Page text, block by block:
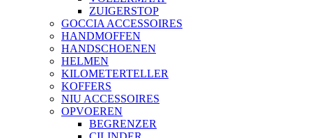
ZUIGERSTOP
GOCCIA ACCESSOIRES
HANDMOFFEN
HANDSCHOENEN
HELMEN
KILOMETERTELLER
KOFFERS
NIU ACCESSOIRES
OPVOEREN
BEGRENZER